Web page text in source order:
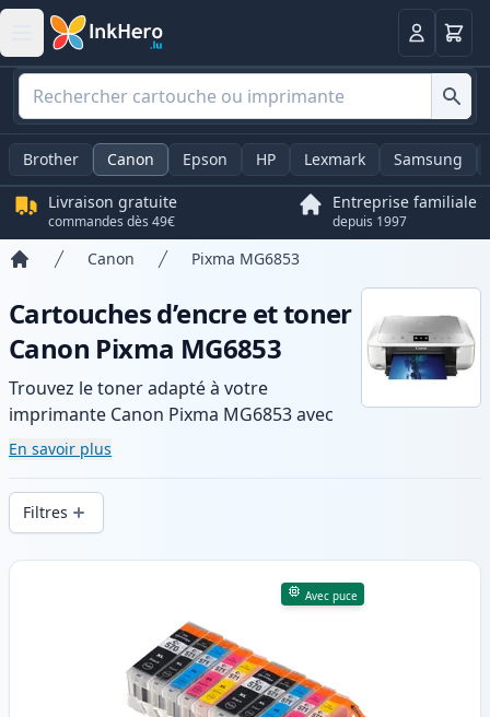
Panier
Brother Canon Epson HP Lexmark Samsung
Livraison gratuite
commandes dès 49€
Entreprise familiale
depuis 1997
Canon Pixma MG6853
Cartouches d’encre et toner
Canon Pixma MG6853
Trouvez le toner adapté à votre
imprimante Canon Pixma MG6853 avec
notre gamme de cartouches compatibles
et haute capacité. Profitez d’une qualité
d’impression constante et d’une livraison
rapide depuis un stock local en .
En savoir plus
Filtres
Produits
Avec puce